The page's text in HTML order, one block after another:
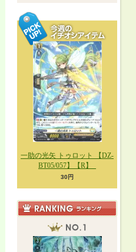
一助の光矢 トゥロット 【DZ-
BT05/057】【R】_
30円